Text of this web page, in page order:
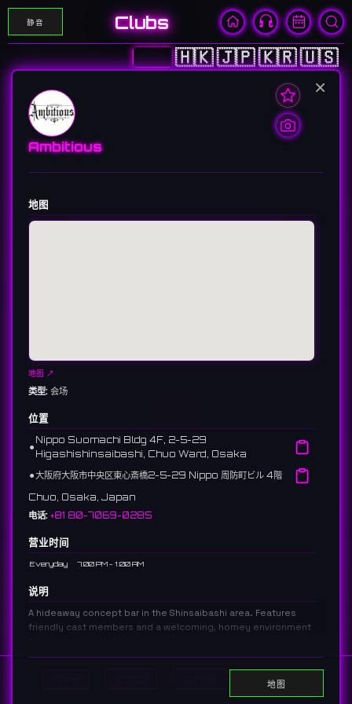
静音 Clubs
🇨🇳🇭🇰🇯🇵🇰🇷🇺🇸
Search
×
Ambitious
地图
地图 ↗
类型: 会场
位置
⚫︎
Nippo Suomachi Bldg 4F, 2-5-29
Higashishinsaibashi, Chuo Ward, Osaka
⚫︎大阪府大阪市中央区東心斎橋2-5-29 Nippo 周防町ビル 4階
Chuo, Osaka, Japan
电话: +81 80-7069-0285
营业时间
Everyday 7:00 PM - 1:00 AM
说明
A hideaway concept bar in the Shinsaibashi area. Features
friendly cast members and a welcoming, homey environment
心斎橋エリアにある隠れ家的なコンセプトバー。親しみやすいキャストが
地图